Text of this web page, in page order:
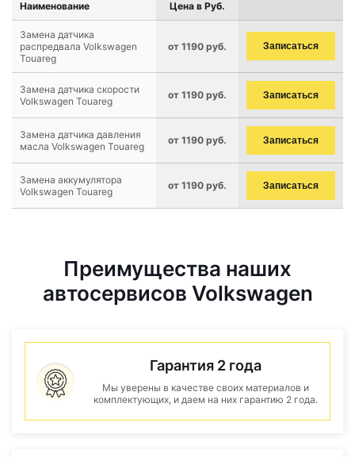
Наименование Цена в Руб.
Замена датчика
распредвала Volkswagen
Touareg
от 1190 руб. Записаться
Замена датчика скорости
Volkswagen Touareg
от 1190 руб. Записаться
Замена датчика давления
масла Volkswagen Touareg
от 1190 руб. Записаться
Замена аккумулятора
Volkswagen Touareg
от 1190 руб. Записаться
Преимущества наших
автосервисов Volkswagen
Гарантия 2 года
Мы уверены в качестве своих материалов и
комплектующих, и даем на них гарантию 2 года.